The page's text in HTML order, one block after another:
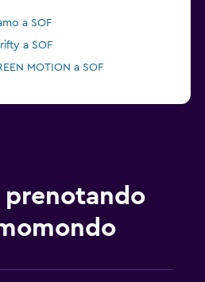
a SOF
a SOF
MOTION a SOF
prenotando